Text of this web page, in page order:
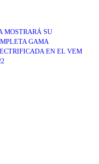
MOSTRARÁ SU
GAMA
EN EL VEM